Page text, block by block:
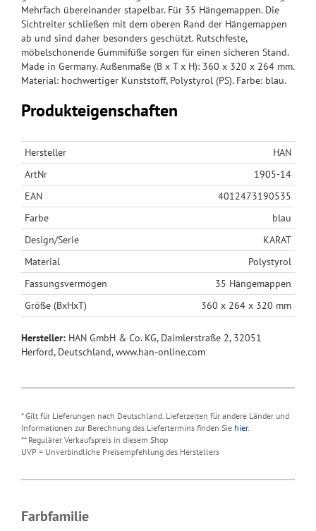
Mehrfach übereinander stapelbar. Für 35 Hängemappen. Die
Sichtreiter schließen mit dem oberen Rand der Hängemappen
ab und sind daher besonders geschützt. Rutschfeste,
möbelschonende Gummifüße sorgen für einen sicheren Stand.
Made in Germany. Außenmaße (B x T x H): 360 x 320 x 264 mm.
Material: hochwertiger Kunststoff, Polystyrol (PS). Farbe: blau.
Produkteigenschaften
Hersteller
HAN
ArtNr
1905-14
EAN
4012473190535
Farbe
blau
Design/Serie
KARAT
Material
Polystyrol
Fassungsvermögen
35 Hängemappen
Größe (BxHxT)
360 x 264 x 320 mm
Hersteller: HAN GmbH & Co. KG, Daimlerstraße 2, 32051
Herford, Deutschland, www.han-online.com
* Gilt für Lieferungen nach Deutschland. Lieferzeiten für andere Länder und
Informationen zur Berechnung des Liefertermins finden Sie hier.
** Regulärer Verkaufspreis in diesem Shop
UVP = Unverbindliche Preisempfehlung des Herstellers
Farbfamilie